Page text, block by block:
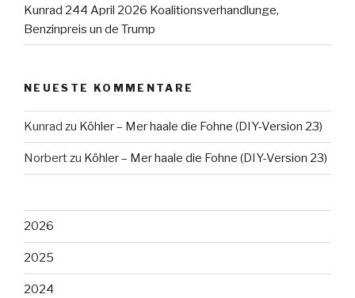
Kunrad 244 April 2026 Koalitionsverhandlunge,
Benzinpreis un de Trump
NEUESTE KOMMENTARE
Kunrad zu Köhler – Mer haale die Fohne (DIY-Version 23)
Norbertzu Köhler – Mer haale die Fohne (DIY-Version 23)
2026
2025
2024